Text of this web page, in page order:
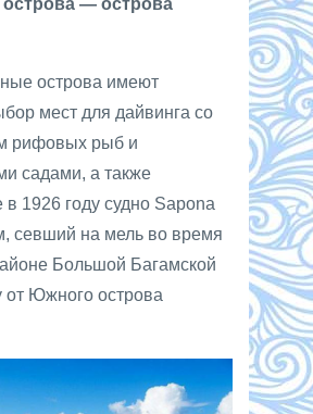
острова имеют
мест для дайвинга со
рифовых рыб и
садами, а также
в 1926 году судно Sapona
севший на мель во время
Большой Багамской
от Южного острова